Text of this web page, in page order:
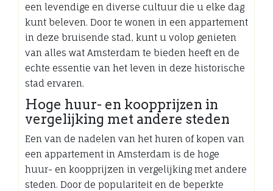
een levendige en diverse cultuur die u elke dag
kunt beleven. Door te wonen in een appartement
in deze bruisende stad, kunt u volop genieten
van alles wat Amsterdam te bieden heeft en de
echte essentie van het leven in deze historische
stad ervaren.
Hoge huur- en koopprijzen in
vergelijking met andere steden
Een van de nadelen van het huren of kopen van
een appartement in Amsterdam is de hoge
huur- en koopprijzen in vergelijking met andere
steden. Door de populariteit en de beperkte